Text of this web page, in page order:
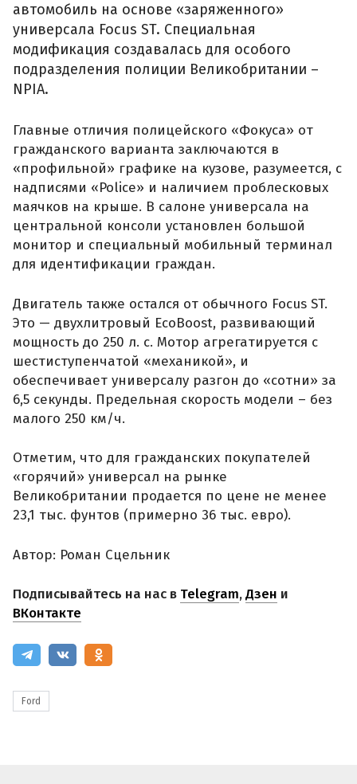
автомобиль на основе «заряженного»
универсала Focus ST. Специальная
модификация создавалась для особого
подразделения полиции Великобритании –
NPIA.
Главные отличия полицейского «Фокуса» от
гражданского варианта заключаются в
«профильной» графике на кузове, разумеется, с
надписями «Police» и наличием проблесковых
маячков на крыше. В салоне универсала на
центральной консоли установлен большой
монитор и специальный мобильный терминал
для идентификации граждан.
Двигатель также остался от обычного Focus ST.
Это — двухлитровый EcoBoost, развивающий
мощность до 250 л. с. Мотор агрегатируется с
шестиступенчатой «механикой», и
обеспечивает универсалу разгон до «сотни» за
6,5 секунды. Предельная скорость модели – без
малого 250 км/ч.
Отметим, что для гражданских покупателей
«горячий» универсал на рынке
Великобритании продается по цене не менее
23,1 тыс. фунтов (примерно 36 тыс. евро).
Автор: Роман Сцельник
Подписывайтесь на нас в Telegram,Дзен и
ВКонтакте
Ford